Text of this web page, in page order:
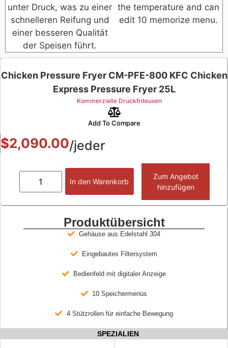
unter Druck, was zu einer
schnelleren Reifung und
einer besseren Qualität
der Speisen führt.
the temperature and can
edit 10 memorize menu.
Chicken Pressure Fryer CM-PFE-800 KFC Chicken
Express Pressure Fryer 25L
Kommerzielle Druckfriteusen
Add To Compare
$2,090.00/jeder
In den Warenkorb
Zum Angebot
hinzufügen
Produktübersicht
Gehäuse aus Edelstahl 304
Eingebautes Filtersystem
Bedienfeld mit digitaler Anzeige
10 Speichermenüs
4 Stützrollen für einfache Bewegung
SPEZIALIEN